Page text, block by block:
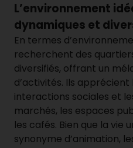
L’environnement
dynamiques et
En termes
recherchent des
diversifiés, offrant un
d’activités. Ils
interactions sociales et
marchés, les espaces
les cafés. Bien que la vie
synonyme d’animation,